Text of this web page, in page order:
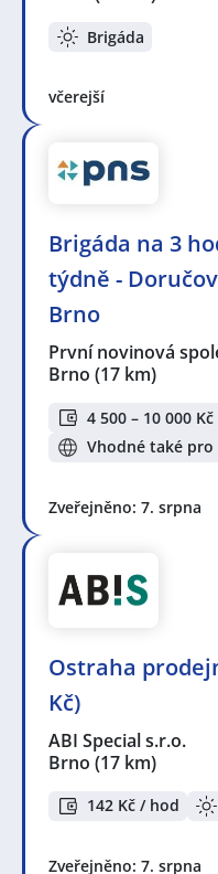
Brigáda
včerejší
Brigáda na 3
týdně -
Brno
První novinová
Brno (17 km)
4 500 – 10 000
Vhodné také pro
Zveřejněno: 7. srpna
Ostraha
Kč)
ABI Special s.r.o.
Brno (17 km)
142 Kč / hod
Zveřejněno: 7. srpna